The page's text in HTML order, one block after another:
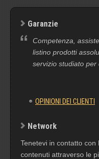
Garanzie
Competenza,
listino prodotti
servizio studiato per
OPINIONI DEI CLIENTI
Network
Tenetevi in contatto
contenuti attraverso le